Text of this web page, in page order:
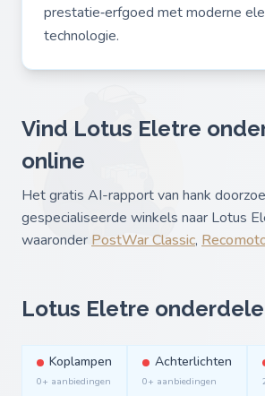
prestatie‑erfgoed met moderne
technologie.
Vind Lotus Eletre
online
Het gratis AI-rapport van hank
gespecialiseerde winkels naar Lotus
waaronder PostWar Classic,
Lotus Eletre
Koplampen
0+ aanbiedingen
Achterlichten
0+ aanbiedingen